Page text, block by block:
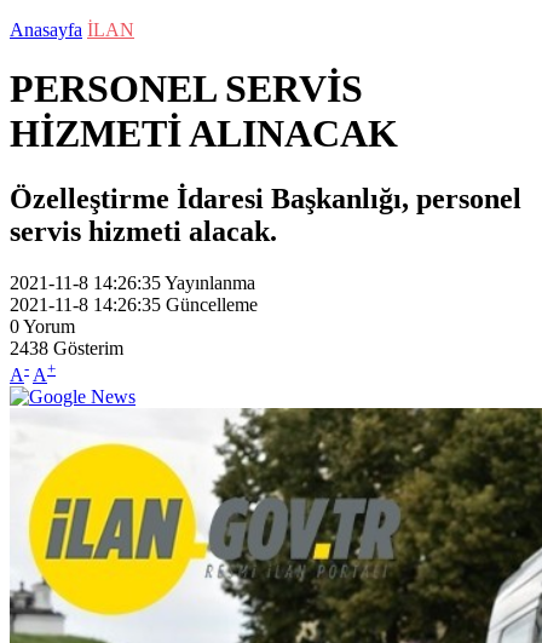
Anasayfa İLAN
PERSONEL SERVİS
HİZMETİ ALINACAK
Özelleştirme İdaresi Başkanlığı, personel
servis hizmeti alacak.
2021-11-8 14:26:35Yayınlanma
2021-11-8 14:26:35 Güncelleme
0Yorum
2438 Gösterim
A- A+